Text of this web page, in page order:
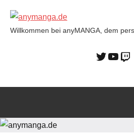
Willkommen bei anyMANGA, dem